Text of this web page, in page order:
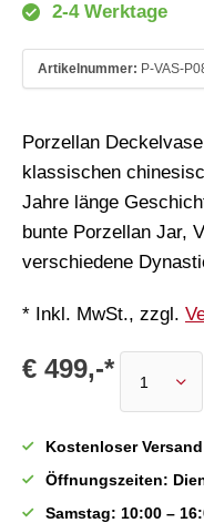
2-4 Werktage
Artikelnummer: P-VAS-
Porzellan
klassischen
Jahre länge
bunte Porzellan Jar,
verschiedene
* Inkl. MwSt., zzgl.
€ 499,-*
Kostenloser
Öffnungszeiten:
Samstag: 10:00 –